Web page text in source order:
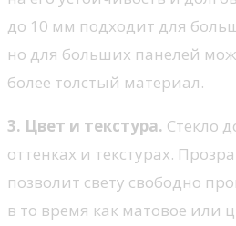
до 10 мм подходит для
но для больших панелей
более толстый материал.
3. Цвет и текстура. Стекло
оттенках и текстурах.
позволит свету свободно
в то время как матовое или